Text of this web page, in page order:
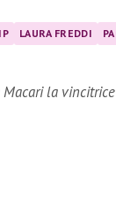
LAURA FREDDI
la